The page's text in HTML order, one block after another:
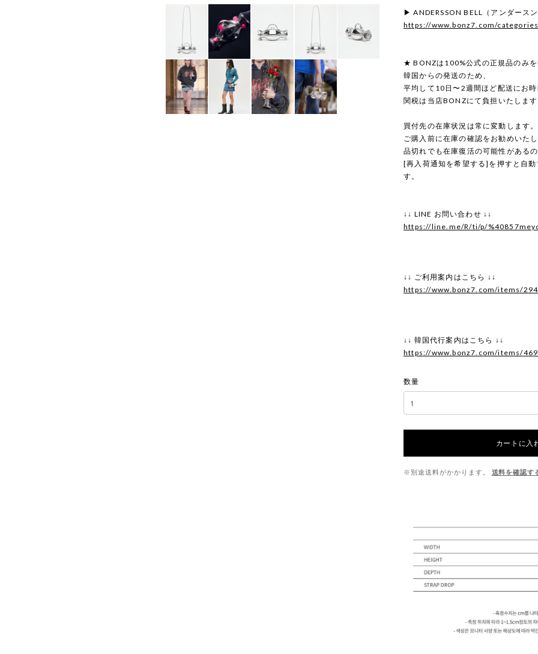
▶ ANDERSSON BELL（アンダース
https://www.bonz7.com/
★ BONZは100%公式の正規品のみ
韓国からの発送のため、
平均して10日〜2週間ほど配送にお
関税は当店BONZにて負担いたしま
買付先の在庫状況は常に変動します。
ご購入前に在庫の確認をお勧めいた
品切れでも在庫復活の可能性がある
[再入荷通知を希望する]を押すと自
す。
↓↓ LINE お問い合わせ ↓↓
https://line.me/R/ti/p/
↓↓ ご利用案内はこちら ↓↓
https://www.bonz7.com/items/
↓↓ 韓国代行案内はこちら ↓↓
https://www.bonz7.com/items/
数量
カートに入
※別途送料がかかります。 送料を確認す